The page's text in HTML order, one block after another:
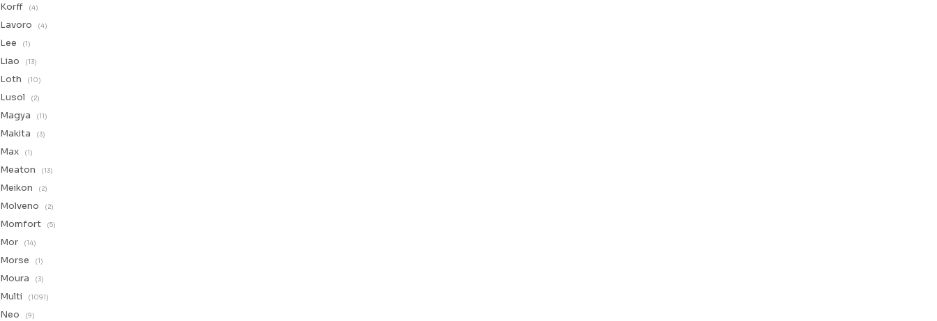
Korff (4)
Lavoro (4)
Lee (1)
Liao (13)
Loth (10)
Lusol (2)
Magya (11)
Makita (3)
Max (1)
Meaton (13)
Meikon (2)
Molveno (2)
Momfort (5)
Mor (14)
Morse (1)
Moura (3)
Multi (1091)
Neo (9)